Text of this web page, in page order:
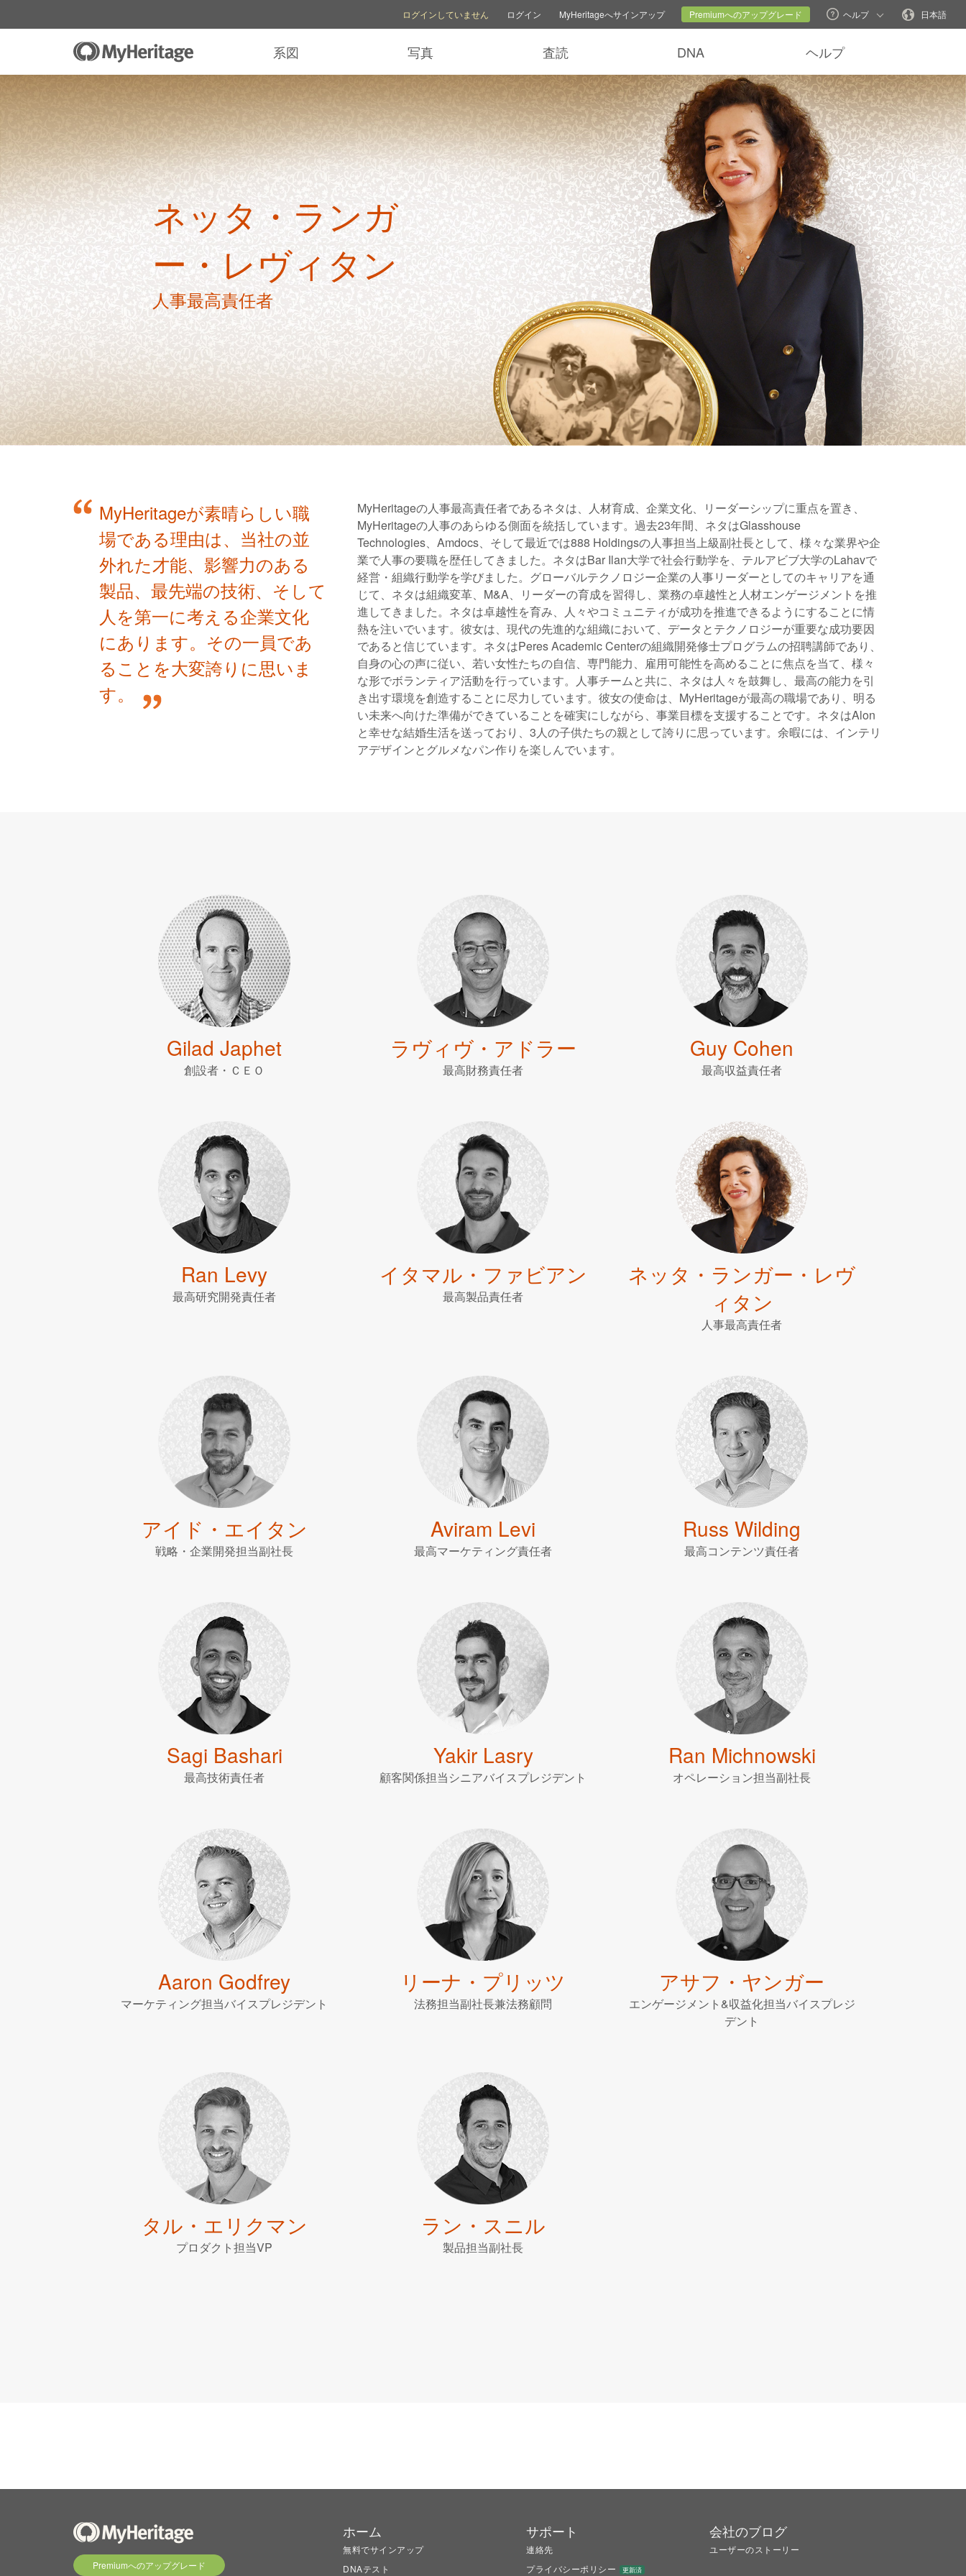
現在のサイト言語変更
ログインしていません ログイン MyHeritageへサインアップ Premiumへのアップグレード ヘルプ 日本語
系図 写真 査読 DNA ヘルプ
ネッタ・ランガ
ー・レヴィタン
人事最高責任者
MyHeritageが素晴らしい職
場である理由は、当社の並
外れた才能、影響力のある
製品、最先端の技術、そして
人を第一に考える企業文化
にあります。その一員であ
ることを大変誇りに思いま
す。
MyHeritageの人事最高責任者であるネタは、人材育成、企業文化、リーダーシップに重点を置き、
MyHeritageの人事のあらゆる側面を統括しています。過去23年間、ネタはGlasshouse
Technologies、Amdocs、そして最近では888 Holdingsの人事担当上級副社長として、様々な業界や企
業で人事の要職を歴任してきました。ネタはBar Ilan大学で社会行動学を、テルアビブ大学のLahavで
経営・組織行動学を学びました。グローバルテクノロジー企業の人事リーダーとしてのキャリアを通
じて、ネタは組織変革、M&A、リーダーの育成を習得し、業務の卓越性と人材エンゲージメントを推
進してきました。ネタは卓越性を育み、人々やコミュニティが成功を推進できるようにすることに情
熱を注いでいます。彼女は、現代の先進的な組織において、データとテクノロジーが重要な成功要因
であると信じています。ネタはPeres Academic Centerの組織開発修士プログラムの招聘講師であり、
自身の心の声に従い、若い女性たちの自信、専門能力、雇用可能性を高めることに焦点を当て、様々
な形でボランティア活動を行っています。人事チームと共に、ネタは人々を鼓舞し、最高の能力を引
き出す環境を創造することに尽力しています。彼女の使命は、MyHeritageが最高の職場であり、明る
い未来へ向けた準備ができていることを確実にしながら、事業目標を支援することです。ネタはAlon
と幸せな結婚生活を送っており、3人の子供たちの親として誇りに思っています。余暇には、インテリ
アデザインとグルメなパン作りを楽しんでいます。
Gilad Japhet
創設者・ＣＥＯ
ラヴィヴ・アドラー
最高財務責任者
Guy Cohen
最高収益責任者
Ran Levy
最高研究開発責任者
イタマル・ファビアン
最高製品責任者
ネッタ・ランガー・レヴ
ィタン
人事最高責任者
アイド・エイタン
戦略・企業開発担当副社長
Aviram Levi
最高マーケティング責任者
Russ Wilding
最高コンテンツ責任者
Sagi Bashari
最高技術責任者
Yakir Lasry
顧客関係担当シニアバイスプレジデント
Ran Michnowski
オペレーション担当副社長
Aaron Godfrey
マーケティング担当バイスプレジデント
リーナ・プリッツ
法務担当副社長兼法務顧問
アサフ・ヤンガー
エンゲージメント&収益化担当バイスプレジ
デント
タル・エリクマン
プロダクト担当VP
ラン・スニル
製品担当副社長
Premiumへのアップグレード
ホーム
無料でサインアップ
DNAテスト
サポート
連絡先
プライバシーポリシー
更新済
会社のブログ
ユーザーのストーリー